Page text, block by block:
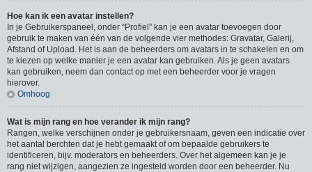
Hoe kan ik een avatar instellen?
In je Gebruikerspaneel, onder “Profiel” kan je een avatar toevoegen door
gebruik te maken van één van de volgende vier methodes: Gravatar, Galerij,
Afstand of Upload. Het is aan de beheerders om avatars in te schakelen en om
te kiezen op welke manier je een avatar kan gebruiken. Als je geen avatars
kan gebruiken, neem dan contact op met een beheerder voor je vragen
hierover.
Omhoog
Wat is mijn rang en hoe verander ik mijn rang?
Rangen, welke verschijnen onder je gebruikersnaam, geven een indicatie over
het aantal berchten dat je hebt gemaakt of om bepaalde gebruikers te
identificeren, bijv. moderators en beheerders. Over het algemeen kan je je
rang niet wijzigen, aangezien ze ingesteld worden door een beheerder. Nu